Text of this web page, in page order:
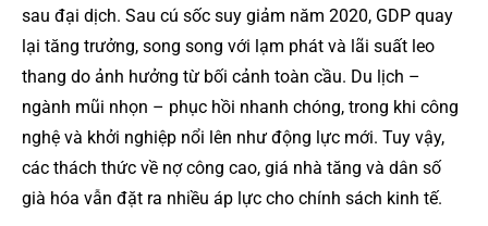
sau đại dịch. Sau cú sốc suy giảm năm 2020, GDP quay
lại tăng trưởng, song song với lạm phát và lãi suất leo
thang do ảnh hưởng từ bối cảnh toàn cầu. Du lịch –
ngành mũi nhọn – phục hồi nhanh chóng, trong khi công
nghệ và khởi nghiệp nổi lên như động lực mới. Tuy vậy,
các thách thức về nợ công cao, giá nhà tăng và dân số
già hóa vẫn đặt ra nhiều áp lực cho chính sách kinh tế.